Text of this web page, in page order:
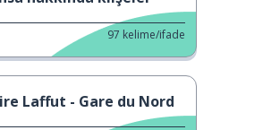
97 kelime/ifade
Laffut - Gare du Nord